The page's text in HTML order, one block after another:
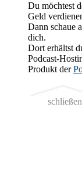
Du möchtest
Geld
Dann schaue
dich.
Dort erhältst
Podcast-
Produkt der
schließen